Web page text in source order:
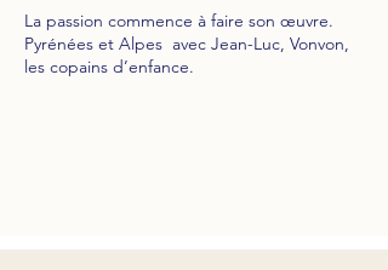
La passion commence à faire son œuvre.
Pyrénées et Alpes avec Jean-Luc, Vonvon,
les copains d’enfance.